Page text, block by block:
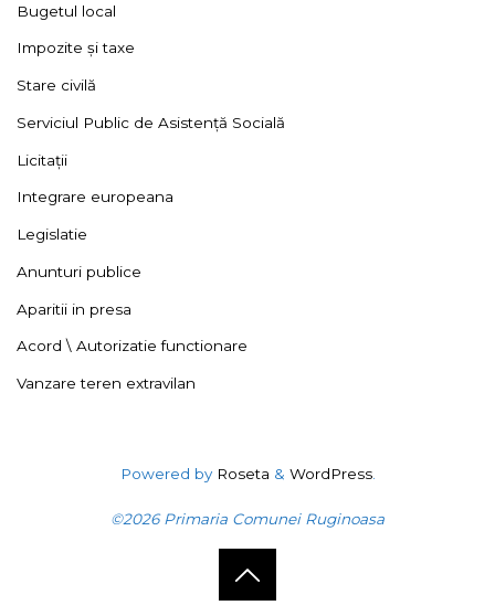
Bugetul local
Impozite și taxe
Stare civilă
Serviciul Public de Asistență Socială
Licitații
Integrare europeana
Legislatie
Anunturi publice
Aparitii in presa
Acord \ Autorizatie functionare
Vanzare teren extravilan
Powered byRoseta & WordPress.
©2026 Primaria Comunei Ruginoasa
Back